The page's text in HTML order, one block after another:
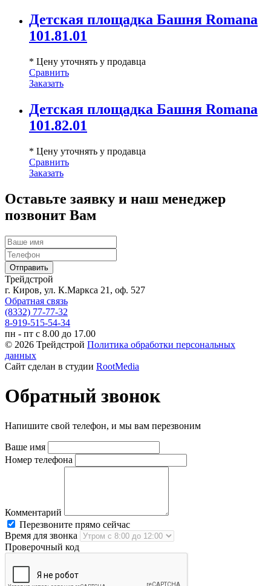
Детская площадка Башня Romana
101.81.01
* Цену уточнять у продавца
Сравнить
Заказать
Детская площадка Башня Romana
101.82.01
* Цену уточнять у продавца
Сравнить
Заказать
Оставьте заявку и наш менеджер
позвонит Вам
Трейдстрой
г. Киров, ул. К.Маркса 21, оф. 527
Обратная связь
(8332) 77-77-32
8-919-515-54-34
пн - пт с 8.00 до 17.00
© 2026 Трейдстрой Политика обработки персональных
данных
Сайт сделан в студии RootMedia
Обратный звонок
Напишите свой телефон, и мы вам перезвоним
Ваше имя
Номер телефона
Комментарий
Перезвоните прямо сейчас
Время для звонка
Проверочный код